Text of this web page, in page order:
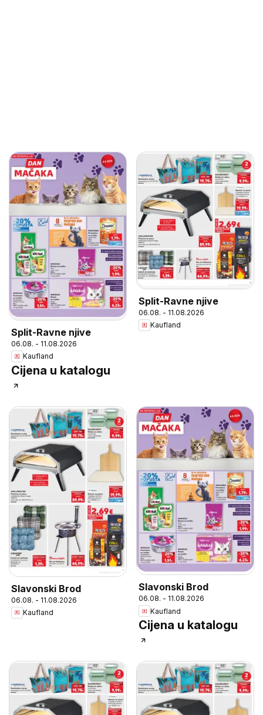
Split-Ravne njive
06.08. - 11.08.2026
Kaufland
Cijena u katalogu
Split-Ravne njive
06.08. - 11.08.2026
Kaufland
Slavonski Brod
06.08. - 11.08.2026
Kaufland
Slavonski Brod
06.08. - 11.08.2026
Kaufland
Cijena u katalogu